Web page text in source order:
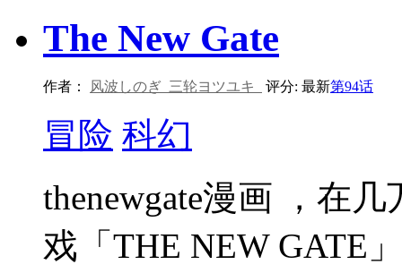
The New Gate
作者： 风波しのぎ 三轮ヨツユキ 评分: 最新第94话
冒险 科幻
thenewgate漫画 ，在
戏「THE NEW GATE